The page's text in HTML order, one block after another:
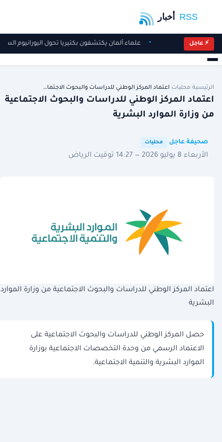
⚡ عاجل علماء ألمان يكتشفون بكتيريا تحول اليورانيوم
الرئيسية محليات اعتماد المركز الوطني للدراسات والبحوث الاجتما…
اعتماد المركز الوطني للدراسات والبحوث الاجتماعية
من وزارة الموارد البشرية
صحيفة عاجل محليات
الأربعاء 8 يوليو 2026 — 14:27 توقيت الرياض
اعتماد المركز الوطني للدراسات والبحوث الاجتماعية من وزارة الموارد
البشرية
حصل المركز الوطني للدراسات والبحوث الاجتماعية على
الاعتماد الرسمي من وحدة التخصصات الاجتماعية بوزارة
الموارد البشرية والتنمية الاجتماعية.